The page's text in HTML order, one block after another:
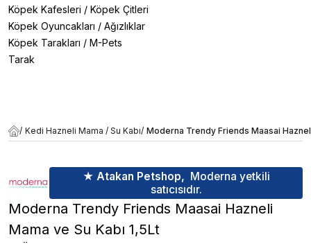
Köpek Kafesleri / Köpek Çitleri
Köpek Oyuncakları / Ağızlıklar
Köpek Tarakları / M-Pets
Tarak
/ Kedi Hazneli Mama / Su Kabı/ Moderna Trendy Friends Maasai
★ Atakan Petshop, Moderna yetkili
satıcısıdır.
Moderna Trendy Friends Maasai Hazneli
Mama ve Su Kabı 1,5Lt